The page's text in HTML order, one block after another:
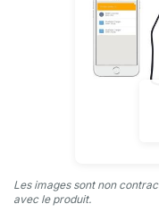
Les images sont non
avec le produit.